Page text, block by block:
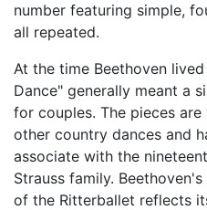
number featuring simple,
all repeated.
At the time Beethoven
Dance" generally meant a
for couples. The pieces
other country dances and
associate with the
Strauss family.
of the Ritterballet reflects